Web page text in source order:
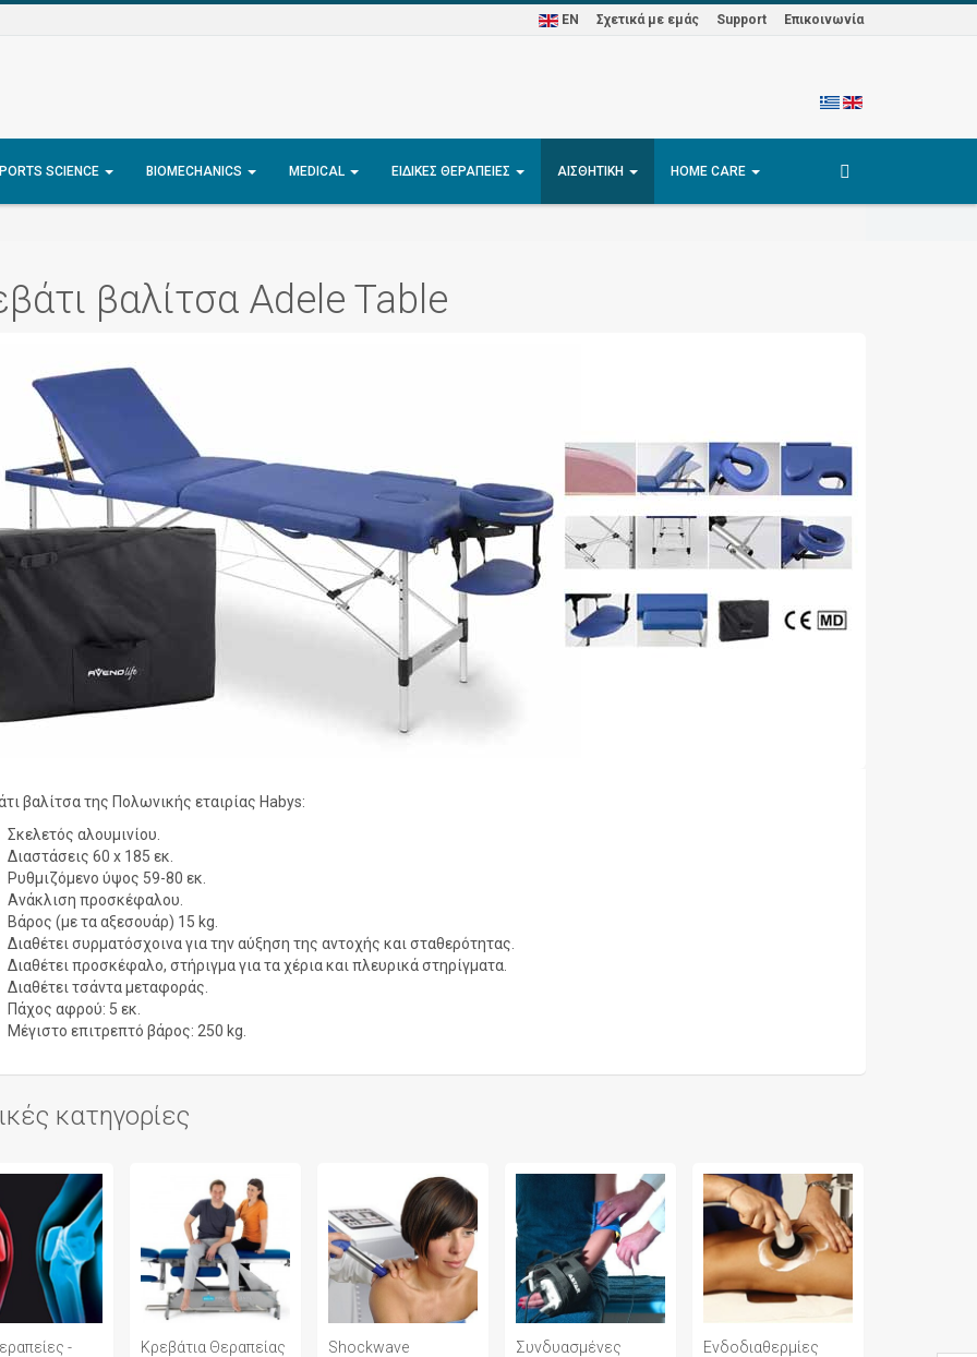
EN Σχετικά με εμάς Support Επικοινωνία
SCIENCE BIOMECHANICS MEDICAL ΕΙΔΙΚΈΣ ΘΕΡΑΠΕΊΕΣ ΑΙΣΘΗΤΙΚΉ HOME CARE
βαλίτσα Adele Table
βαλίτσα της Πολωνικής εταιρίας Habys:
Σκελετός αλουμινίου.
Διαστάσεις 60 x 185 εκ.
Ρυθμιζόμενο ύψος 59-80 εκ.
Ανάκλιση προσκέφαλου.
Βάρος (με τα αξεσουάρ) 15 kg.
Διαθέτει συρματόσχοινα για την αύξηση της αντοχής και σταθερότητας.
Διαθέτει προσκέφαλο, στήριγμα για τα χέρια και πλευρικά στηρίγματα.
Διαθέτει τσάντα μεταφοράς.
Πάχος αφρού: 5 εκ.
Μέγιστο επιτρεπτό βάρος: 250 kg.
κατηγορίες
-
Κρεβάτια Θεραπείας Shockwave
Συνδυασμένες
Ενδοδιαθερμίες